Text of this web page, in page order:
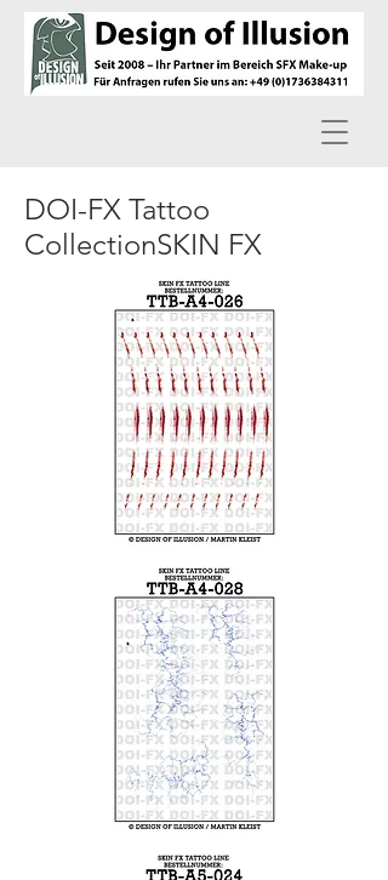
DOI-FX Tattoo
CollectionSKIN FX